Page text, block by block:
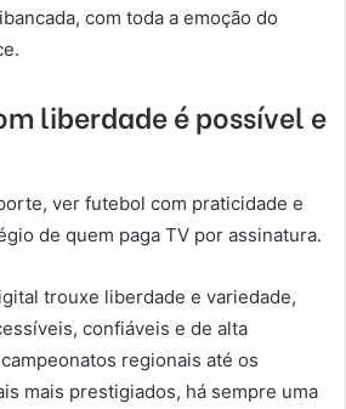
com toda a emoção do
liberdade é possível e
ver futebol com praticidade e
de quem paga TV por assinatura.
trouxe liberdade e variedade,
confiáveis e de alta
regionais até os
mais prestigiados, há sempre uma